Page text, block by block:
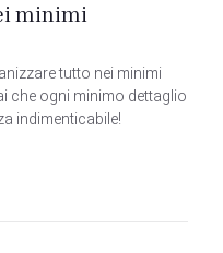
minimi
tutto nei minimi
che ogni minimo dettaglio
indimenticabile!